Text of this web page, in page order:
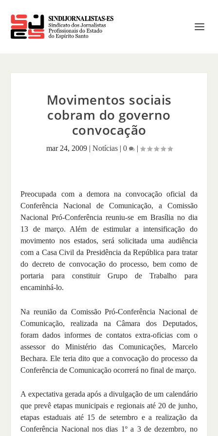
Movimentos sociais
cobram do governo
convocação
mar 24, 2009| Notícias| 0 |
Preocupada com a demora na convocação oficial da
Conferência Nacional de Comunicação, a Comissão
Nacional Pró-Conferência reuniu-se em Brasília no dia
13 de março. Além de estimular a intensificação do
movimento nos estados, será solicitada uma audiência
com a Casa Civil da Presidência da República para tratar
do decreto de convocação do processo, bem como de
portaria para constituir Grupo de Trabalho para
encaminhá-lo.
Na reunião da Comissão Pró-Conferência Nacional de
Comunicação, realizada na Câmara dos Deputados,
foram dados informes de contatos extra-oficias com o
assessor do Ministério das Comunicações, Marcelo
Bechara. Ele teria dito que a convocação do processo da
Conferência de Comunicação ocorrerá no final de março.
A expectativa gerada após a divulgação de um calendário
que prevê etapas municipais e regionais até 20 de junho,
etapas estaduais até 15 de setembro e a realização da
Conferência Nacional nos dias 1º a 3 de dezembro, no